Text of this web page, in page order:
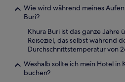
Wie wird während meines
Buri?
Khura Buri ist das ganze Jahre
Reiseziel, das selbst während
Durchschnittstemperatur von
Weshalb sollte ich mein Hotel in
buchen?